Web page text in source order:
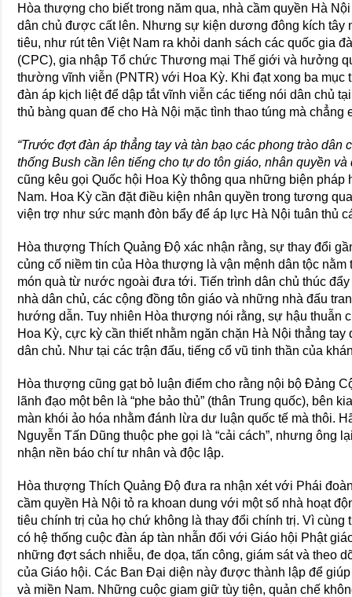
Hòa thượng cho biết trong năm qua, nhà cầm quyền Hà
dân chủ được cất lên. Nhưng sự kiện dương đông kích tây
tiêu, như rút tên Việt Nam ra khỏi danh sách các quốc gia
(CPC), gia nhập Tổ chức Thương mại Thế giới và hưởng
thường vĩnh viễn (PNTR) với Hoa Kỳ. Khi đạt xong ba mục
đàn áp kịch liệt để dập tắt vĩnh viễn các tiếng nói dân chủ
thủ bàng quan để cho Hà Nội mặc tình thao túng mà chẳng
“Trước đợt đàn áp thẳng tay và tàn bạo các phong trào dân
thống Bush cần lên tiếng cho tự do tôn giáo, nhân quyền và
cũng kêu gọi Quốc hội Hoa Kỳ thông qua những biện pháp
Nam. Hoa Kỳ cần đặt điều kiện nhân quyền trong tương
viện trợ như sức mạnh đòn bẩy để áp lực Hà Nội tuân thủ
Hòa thượng Thích Quảng Độ xác nhận rằng, sự thay đổi
củng cố niềm tin của Hòa thượng là vận mệnh dân tộc
món quà từ nước ngoài đưa tới. Tiến trình dân chủ thúc
nhà dân chủ, các cộng đồng tôn giáo và những nhà đấu
hướng dẫn. Tuy nhiên Hòa thượng nói rằng, sự hậu thuẫn
Hoa Kỳ, cực kỳ cần thiết nhằm ngăn chặn Hà Nội thẳng
dân chủ. Như tại các trận đấu, tiếng cổ vũ tinh thần của
Hòa thượng cũng gạt bỏ luận điểm cho rằng nội bộ Đảng
lãnh đạo một bên là “phe bảo thủ” (thân Trung quốc), bên
màn khói ảo hóa nhằm đánh lừa dư luận quốc tế mà thôi.
Nguyễn Tấn Dũng thuộc phe gọi là “cải cách”, nhưng ông
nhận nền báo chí tư nhân và độc lập.
Hòa thượng Thích Quảng Độ đưa ra nhận xét với Phái
cầm quyền Hà Nội tỏ ra khoan dung với một số nhà hoạt
tiêu chính trị của họ chứ không là thay đổi chính trị. Vì cùng
có hệ thống cuộc đàn áp tàn nhẫn đối với Giáo hội Phật
những đợt sách nhiễu, đe dọa, tấn công, giám sát và theo
của Giáo hội. Các Ban Đại diện này được thành lập để
và miền Nam. Những cuộc giam giữ tùy tiện, quản chế